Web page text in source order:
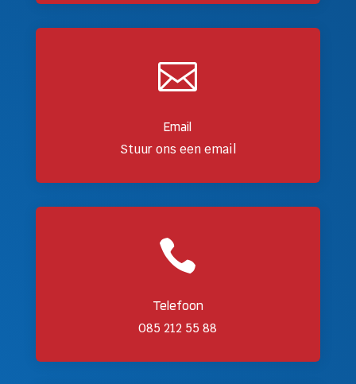

Email
Stuur ons een email

Telefoon
085 212 55 88